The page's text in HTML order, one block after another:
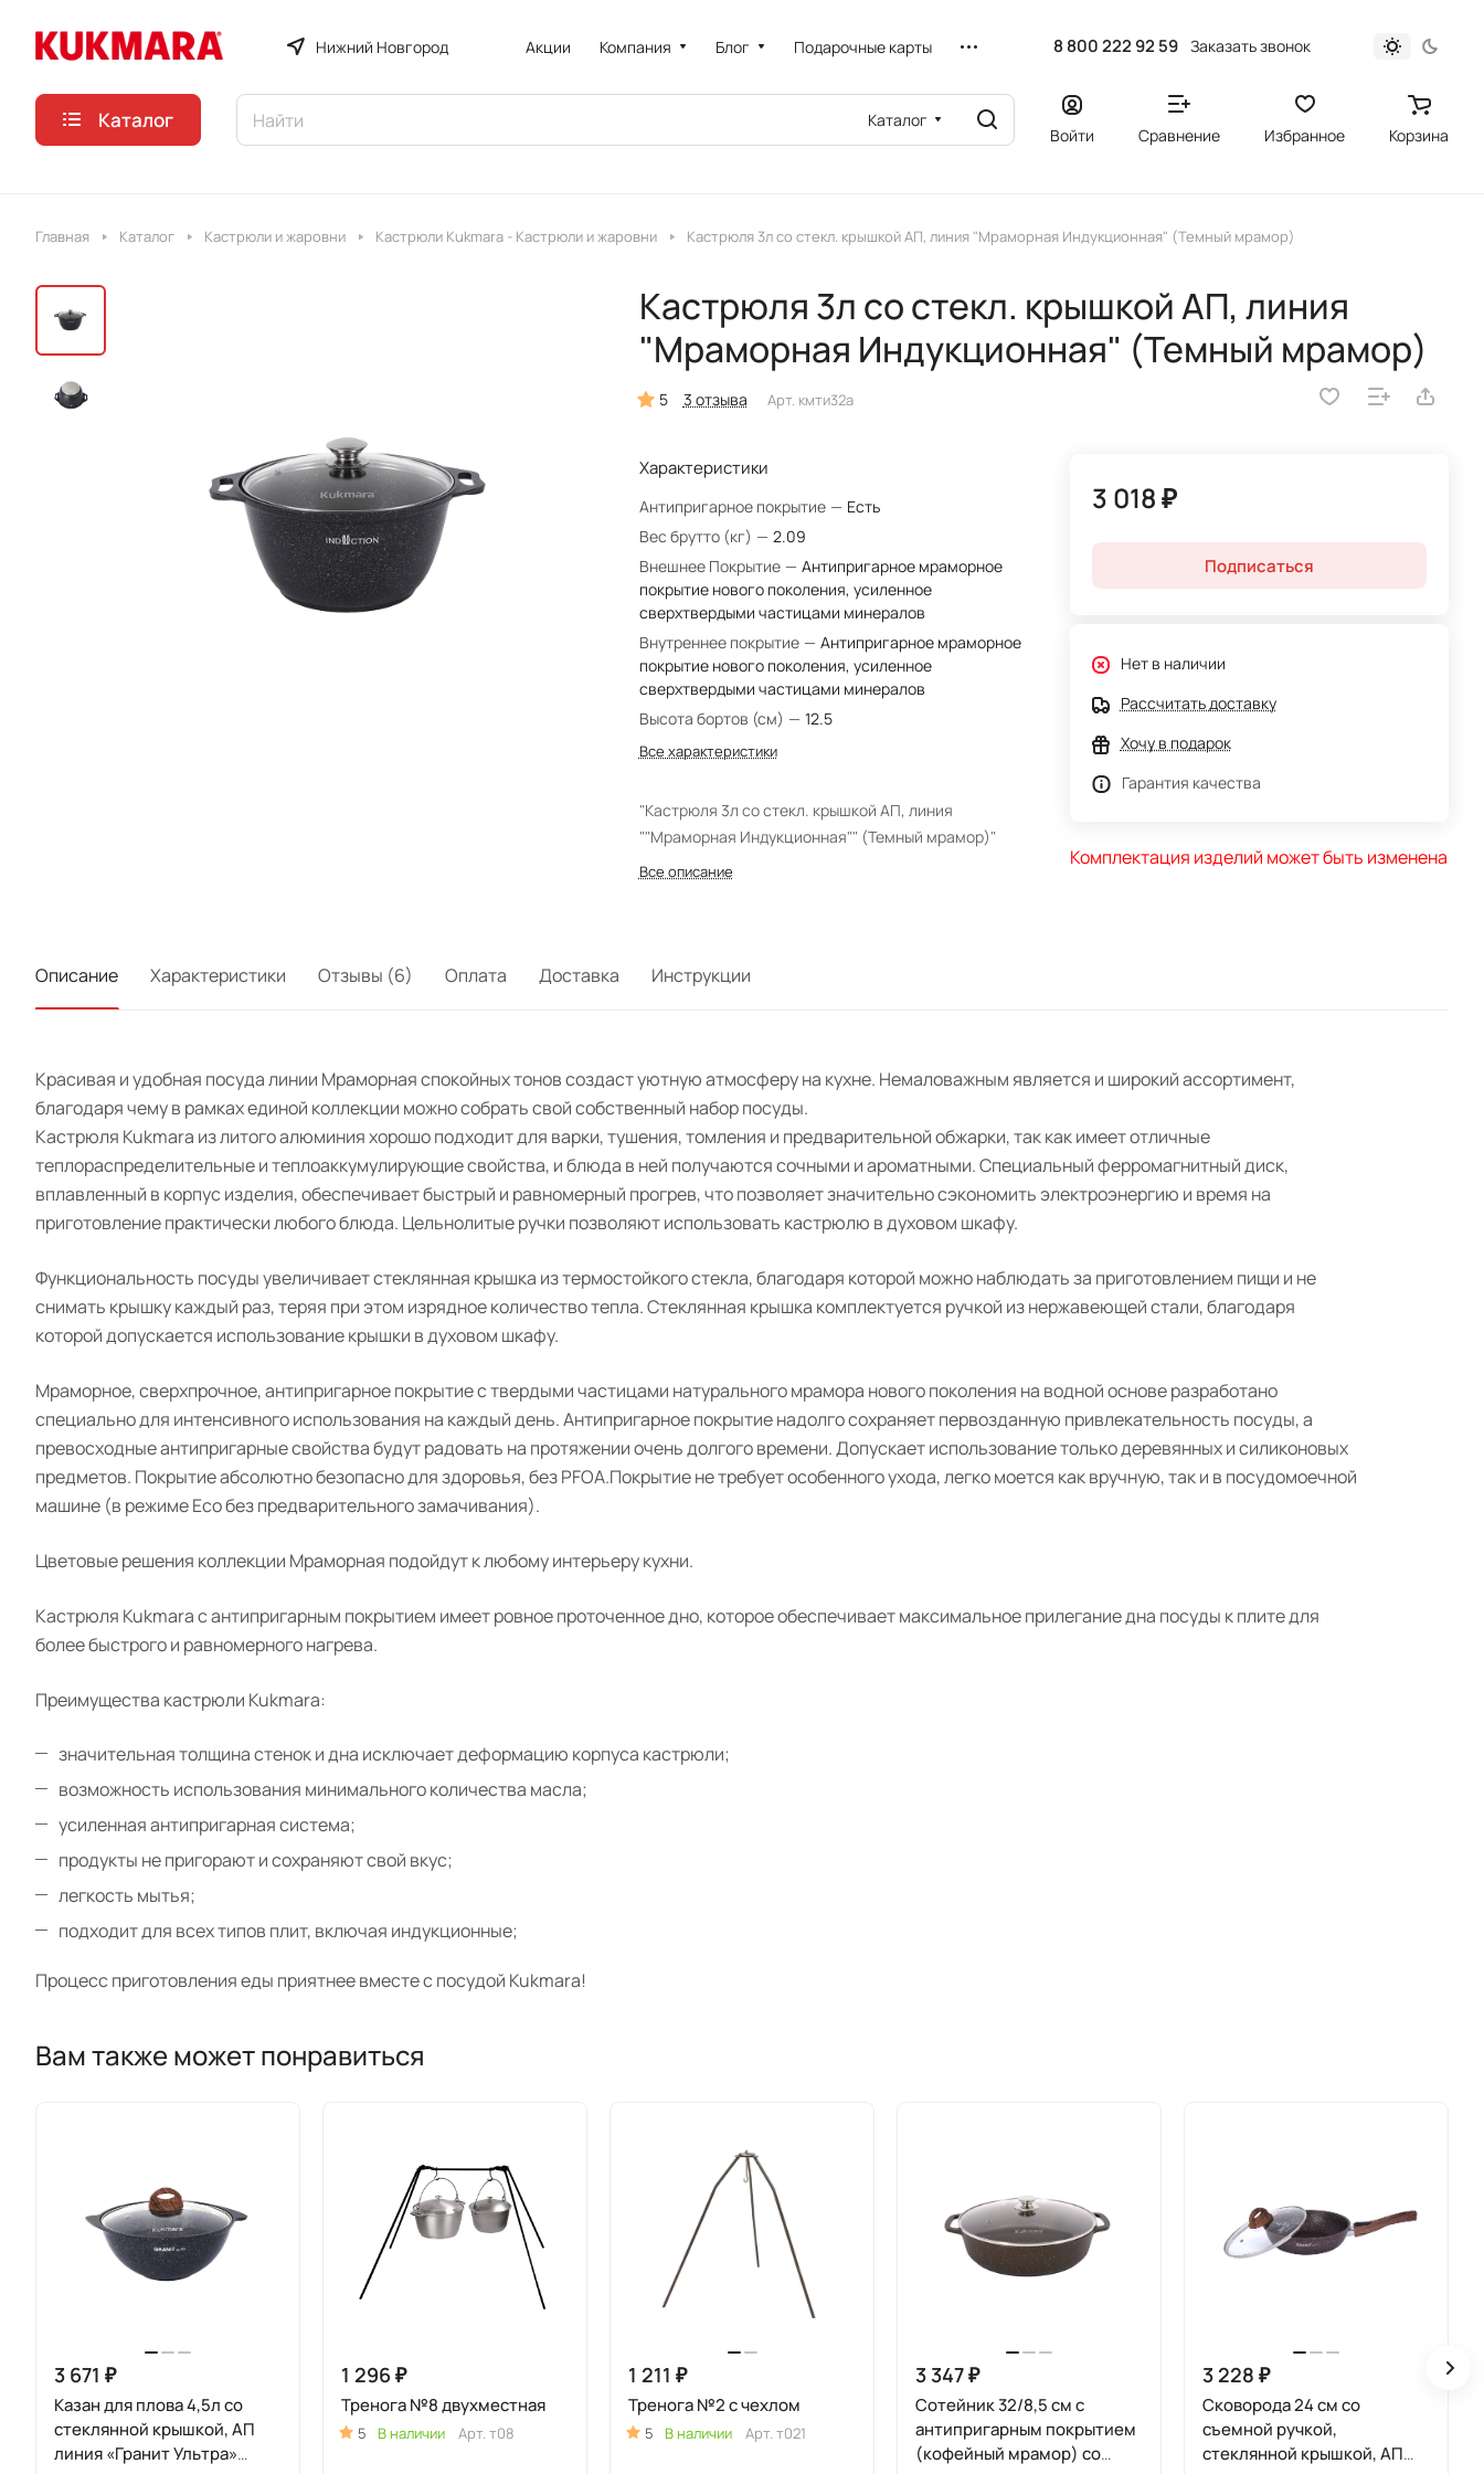
Нижний Новгород Акции Компания Блог Подарочные карты 8 800 222 92 59 Заказать звонок
Каталог Каталог
Войти Сравнение Избранное Корзина
Главная Каталог Кастрюли и жаровни Кастрюли Kukmara - Кастрюли и жаровни Кастрюля 3л со стекл. крышкой АП, линия "Мраморная Индукционная" (Темный мрамор)
Кастрюля 3л со стекл. крышкой АП, линия
"Мраморная Индукционная" (Темный мрамор)
5 3 отзыва Арт. кмти32а
Характеристики
Антипригарное покрытие — Есть
Вес брутто (кг) — 2.09
Внешнее Покрытие — Антипригарное мраморное
покрытие нового поколения, усиленное
сверхтвердыми частицами минералов
Внутреннее покрытие — Антипригарное мраморное
покрытие нового поколения, усиленное
сверхтвердыми частицами минералов
Высота бортов (см) — 12.5
Все характеристики
"Кастрюля 3л со стекл. крышкой АП, линия
""Мраморная Индукционная"" (Темный мрамор)"
Все описание
3 018 ₽
Подписаться
Нет в наличии
Рассчитать доставку
Хочу в подарок
Гарантия качества
Комплектация изделий может быть изменена
Описание Характеристики Отзывы (6) Оплата Доставка Инструкции
Красивая и удобная посуда линии Мраморная спокойных тонов создаст уютную атмосферу на кухне. Немаловажным является и широкий ассортимент,
благодаря чему в рамках единой коллекции можно собрать свой собственный набор посуды.
Кастрюля Kukmara из литого алюминия хорошо подходит для варки, тушения, томления и предварительной обжарки, так как имеет отличные
теплораспределительные и теплоаккумулирующие свойства, и блюда в ней получаются сочными и ароматными. Специальный ферромагнитный диск,
вплавленный в корпус изделия, обеспечивает быстрый и равномерный прогрев, что позволяет значительно сэкономить электроэнергию и время на
приготовление практически любого блюда. Цельнолитые ручки позволяют использовать кастрюлю в духовом шкафу.
Функциональность посуды увеличивает стеклянная крышка из термостойкого стекла, благодаря которой можно наблюдать за приготовлением пищи и не
снимать крышку каждый раз, теряя при этом изрядное количество тепла. Стеклянная крышка комплектуется ручкой из нержавеющей стали, благодаря
которой допускается использование крышки в духовом шкафу.
Мраморное, сверхпрочное, антипригарное покрытие с твердыми частицами натурального мрамора нового поколения на водной основе разработано
специально для интенсивного использования на каждый день. Антипригарное покрытие надолго сохраняет первозданную привлекательность посуды, а
превосходные антипригарные свойства будут радовать на протяжении очень долгого времени. Допускает использование только деревянных и силиконовых
предметов. Покрытие абсолютно безопасно для здоровья, без PFOA.Покрытие не требует особенного ухода, легко моется как вручную, так и в посудомоечной
машине (в режиме Eco без предварительного замачивания).
Цветовые решения коллекции Мраморная подойдут к любому интерьеру кухни.
Кастрюля Kukmara с антипригарным покрытием имеет ровное проточенное дно, которое обеспечивает максимальное прилегание дна посуды к плите для
более быстрого и равномерного нагрева.
Преимущества кастрюли Kukmara:
значительная толщина стенок и дна исключает деформацию корпуса кастрюли;
возможность использования минимального количества масла;
усиленная антипригарная система;
продукты не пригорают и сохраняют свой вкус;
легкость мытья;
подходит для всех типов плит, включая индукционные;
Процесс приготовления еды приятнее вместе с посудой Kukmara!
Вам также может понравиться
3 671 ₽
Казан для плова 4,5л со
стеклянной крышкой, АП
линия «Гранит Ультра»
1 296 ₽
Тренога №8 двухместная
5 В наличии Арт. т08
1 211 ₽
Тренога №2 с чехлом
5 В наличии Арт. т021
3 347 ₽
Сотейник 32/8,5 см с
антипригарным покрытием
(кофейный мрамор) со
3 228 ₽
Сковорода 24 см со
съемной ручкой,
стеклянной крышкой, АП